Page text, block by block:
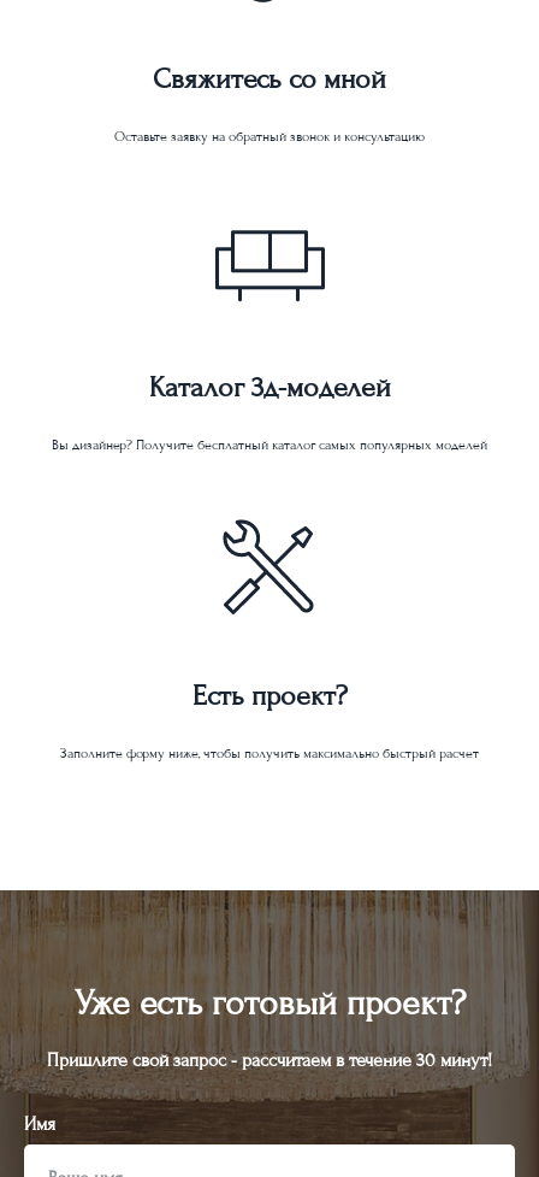
Свяжитесь со мной
Оставьте заявку на обратный звонок и консультацию
Каталог 3д-моделей
Вы дизайнер? Получите бесплатный каталог самых популярных моделей
Есть проект?
Заполните форму ниже, чтобы получить максимально быстрый расчет
Уже есть готовый проект?
Пришлите свой запрос - рассчитаем в течение 30 минут!
Имя